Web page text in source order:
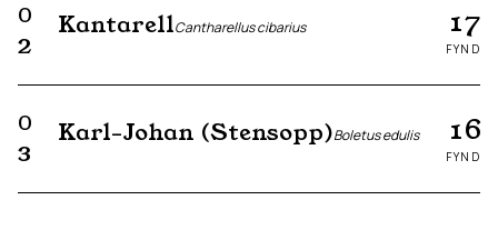
0
2
KantarellCantharellus cibarius 17
FYND
0
3
Karl-Johan (Stensopp)Boletus edulis 16
FYND